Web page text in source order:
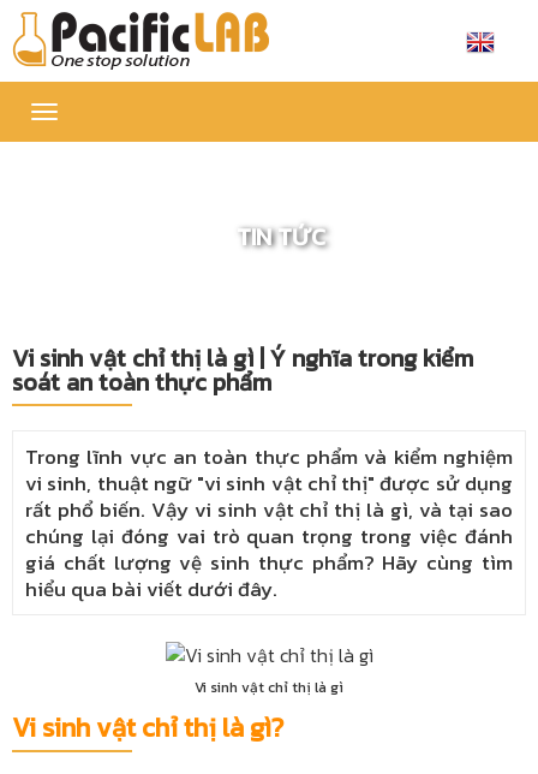
Toggle
navigation
TIN TỨC
Vi sinh vật chỉ thị là gì | Ý nghĩa trong kiểm
soát an toàn thực phẩm
Trong lĩnh vực an toàn thực phẩm và kiểm nghiệm
vi sinh, thuật ngữ "vi sinh vật chỉ thị" được sử dụng
rất phổ biến. Vậy vi sinh vật chỉ thị là gì, và tại sao
chúng lại đóng vai trò quan trọng trong việc đánh
giá chất lượng vệ sinh thực phẩm? Hãy cùng tìm
hiểu qua bài viết dưới đây.
Vi sinh vật chỉ thị là gì
Vi sinh vật chỉ thị là gì?